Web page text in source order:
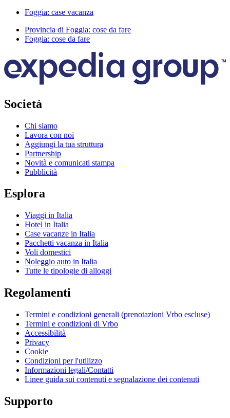
Foggia: case vacanza
Provincia di Foggia: cose da fare
Foggia: cose da fare
Società
Chi siamo
Lavora con noi
Aggiungi la tua struttura
Partnership
Novità e comunicati stampa
Pubblicità
Esplora
Viaggi in Italia
Hotel in Italia
Case vacanze in Italia
Pacchetti vacanza in Italia
Voli domestici
Noleggio auto in Italia
Tutte le tipologie di alloggi
Regolamenti
Termini e condizioni generali (prenotazioni Vrbo escluse)
Termini e condizioni di Vrbo
Accessibilità
Privacy
Cookie
Condizioni per l'utilizzo
Informazioni legali/Contatti
Linee guida sui contenuti e segnalazione dei contenuti
Supporto